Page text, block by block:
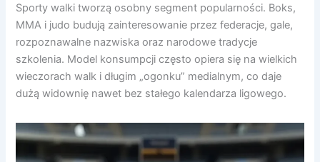
Sporty walki tworzą osobny segment popularności. Boks,
MMA i judo budują zainteresowanie przez federacje, gale,
rozpoznawalne nazwiska oraz narodowe tradycje
szkolenia. Model konsumpcji często opiera się na wielkich
wieczorach walk i długim „ogonku” medialnym, co daje
dużą widownię nawet bez stałego kalendarza ligowego.